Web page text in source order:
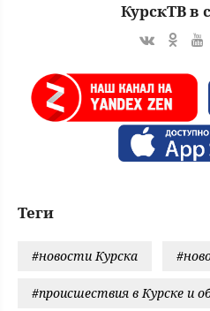
КурскТВ в
Теги
#новости Курска
#происшествия в Курске и